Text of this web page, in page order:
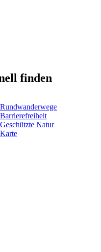
finden
Rundwanderwege
Barrierefreiheit
Geschützte Natur
Karte